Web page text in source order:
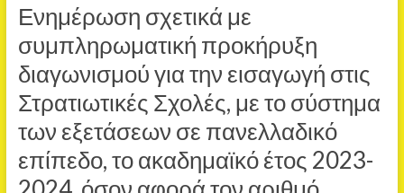
Ενημέρωση σχετικά με
συμπληρωματική προκήρυξη
διαγωνισμού για την εισαγωγή στις
Στρατιωτικές Σχολές, με το σύστημα
των εξετάσεων σε πανελλαδικό
επίπεδο, το ακαδημαϊκό έτος 2023-